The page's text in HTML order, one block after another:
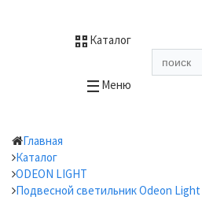
Каталог
Меню
Главная
Каталог
ODEON LIGHT
Подвесной светильник Odeon Light